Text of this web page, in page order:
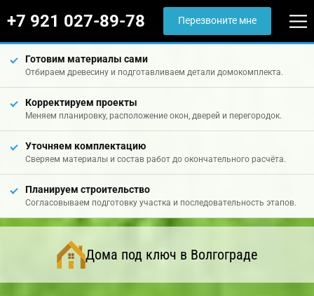
+7 921 027-89-78 Перезвоните мне
Готовим материалы сами
Отбираем древесину и подготавливаем детали домокомплекта.
Корректируем проекты
Меняем планировку, расположение окон, дверей и перегородок.
Уточняем комплектацию
Сверяем материалы и состав работ до окончательного расчёта.
Планируем строительство
Согласовываем подготовку участка и последовательность этапов.
Дома под ключ в Волгограде